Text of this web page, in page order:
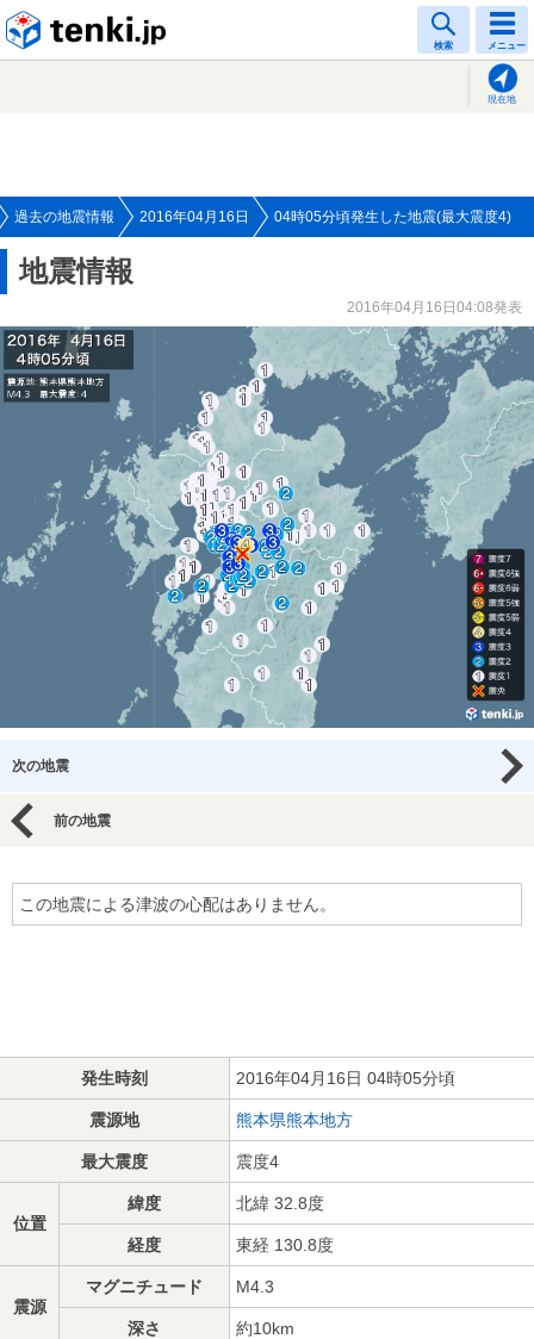
検索 メニュー
現在地
過去の地震情報 2016年04月16日 04時05分頃発生した地震(最大震度4)
地震情報
2016年04月16日04:08発表
次の地震
前の地震
この地震による津波の心配はありません。
発生時刻 2016年04月16日 04時05分頃
震源地 熊本県熊本地方
最大震度 震度4
位置
緯度 北緯 32.8度
経度 東経 130.8度
震源
マグニチュード M4.3
深さ 約10km